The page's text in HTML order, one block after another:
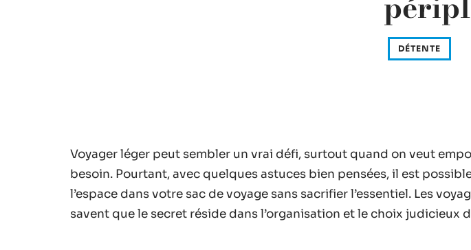
DÉTENTE
Voyager léger peut sembler un vrai défi, surtout quand on veut
besoin. Pourtant, avec quelques astuces bien pensées, il est
l’espace dans votre sac de voyage sans sacrifier l’essentiel. Les
savent que le secret réside dans l’organisation et le choix judicieux